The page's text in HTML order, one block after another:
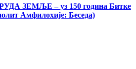
ЗЕМЉЕ – уз 150 година Битке
Амфилохије: Беседа)